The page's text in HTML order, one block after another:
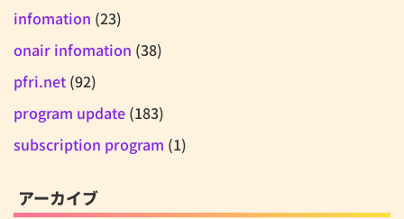
infomation (23)
onair infomation (38)
pfri.net (92)
program update (183)
subscription program (1)
アーカイブ